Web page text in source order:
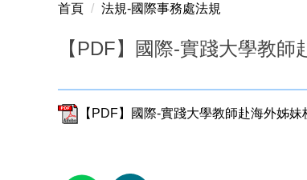
首頁 法規-國際事務處法規
【PDF】國際-實踐大學教
【PDF】國際-實踐大學教師赴海外姊